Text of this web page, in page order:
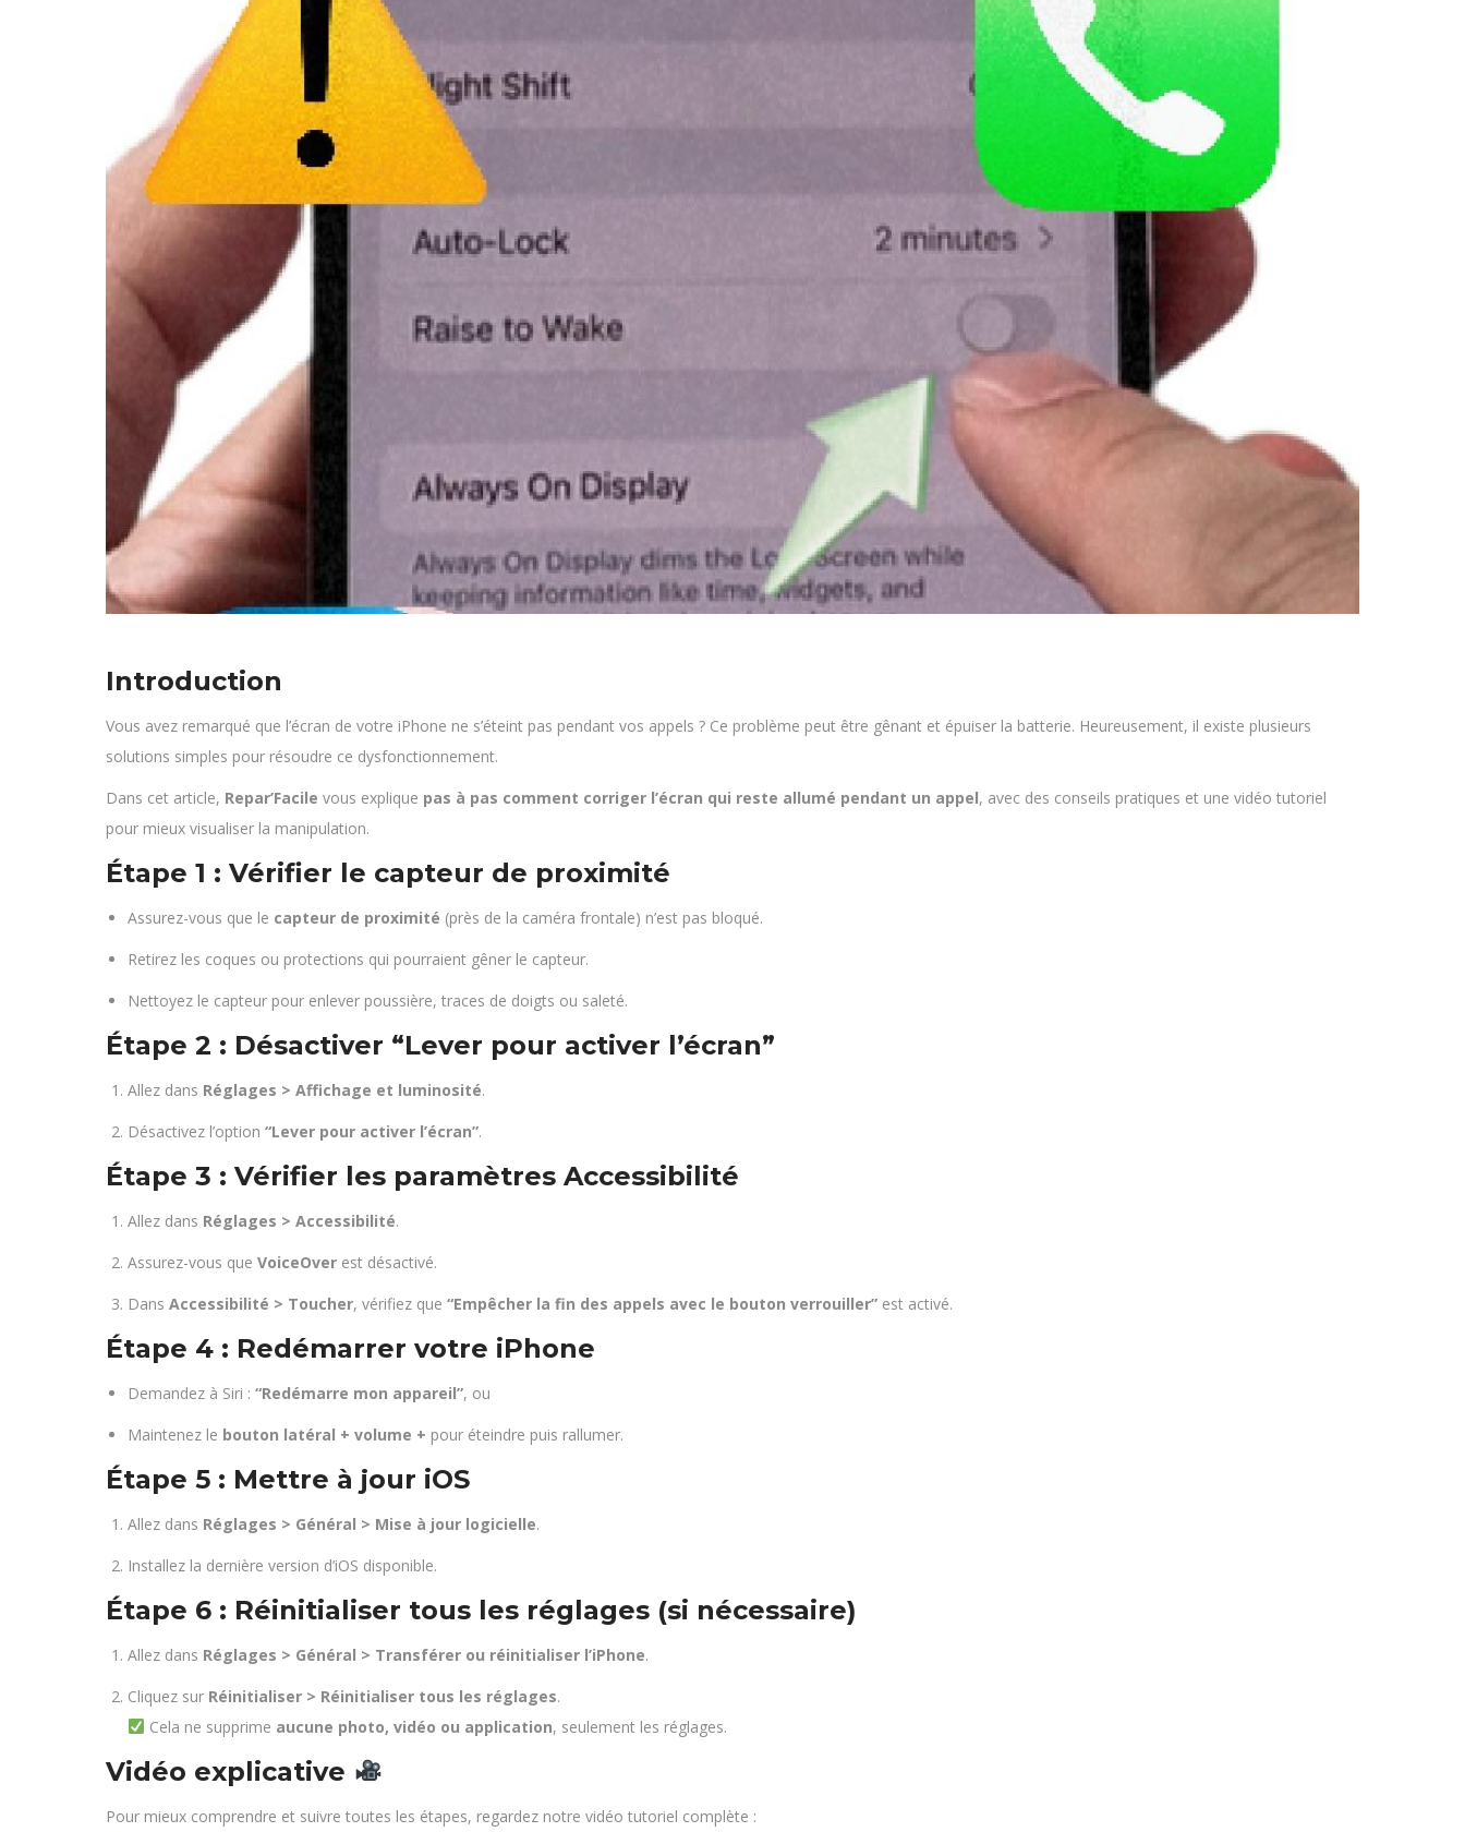
Introduction
Vous avez remarqué que l’écran de votre iPhone ne s’éteint pas pendant vos appels ? Ce problème peut être gênant et épuiser la batterie. Heureusement, il existe plusieurs
solutions simples pour résoudre ce dysfonctionnement.
Dans cet article, Repar’Facile vous explique pas à pas comment corriger l’écran qui reste allumé pendant un appel, avec des conseils pratiques et une vidéo tutoriel
pour mieux visualiser la manipulation.
Étape 1 : Vérifier le capteur de proximité
Assurez-vous que le capteur de proximité (près de la caméra frontale) n’est pas bloqué.
Retirez les coques ou protections qui pourraient gêner le capteur.
Nettoyez le capteur pour enlever poussière, traces de doigts ou saleté.
Étape 2 : Désactiver “Lever pour activer l’écran”
Allez dans Réglages > Affichage et luminosité.
Désactivez l’option “Lever pour activer l’écran”.
Étape 3 : Vérifier les paramètres Accessibilité
Allez dans Réglages > Accessibilité.
Assurez-vous que VoiceOver est désactivé.
Dans Accessibilité > Toucher, vérifiez que “Empêcher la fin des appels avec le bouton verrouiller” est activé.
Étape 4 : Redémarrer votre iPhone
Demandez à Siri : “Redémarre mon appareil”, ou
Maintenez le bouton latéral + volume + pour éteindre puis rallumer.
Étape 5 : Mettre à jour iOS
Allez dans Réglages > Général > Mise à jour logicielle.
Installez la dernière version d’iOS disponible.
Étape 6 : Réinitialiser tous les réglages (si nécessaire)
Allez dans Réglages > Général > Transférer ou réinitialiser l’iPhone.
Cliquez sur Réinitialiser > Réinitialiser tous les réglages.
Cela ne supprime aucune photo, vidéo ou application, seulement les réglages.
Vidéo explicative
Pour mieux comprendre et suivre toutes les étapes, regardez notre vidéo tutoriel complète :